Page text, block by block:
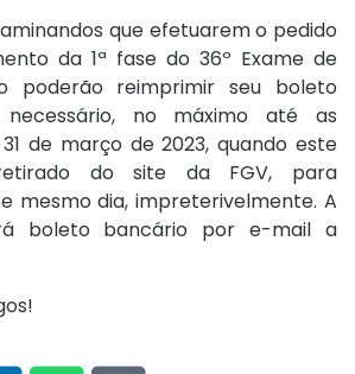
que efetuarem o pedido
da 1ª fase do 36º Exame de
poderão reimprimir seu boleto
necessário, no máximo até as
de março de 2023, quando este
do site da FGV, para
mesmo dia, impreterivelmente. A
boleto bancário por e-mail a